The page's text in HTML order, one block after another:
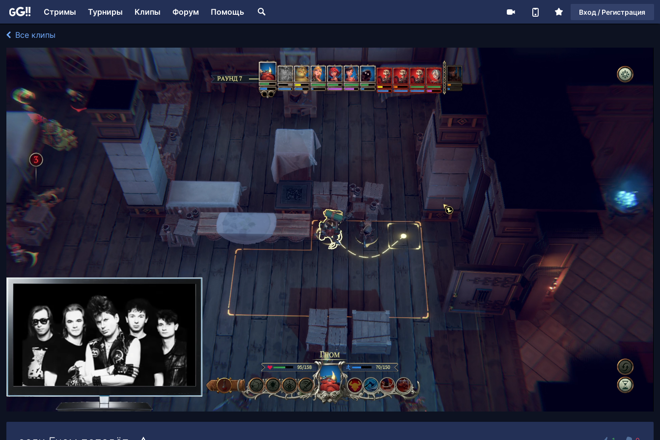
Стримы Турниры Клипы Форум Помощь Вход / Регистрация
Все клипы
TanushkaVL играл в The Dungeon of Naheulbeuk: The Amulet of Chaos
214 просмотров
00:16/00:30